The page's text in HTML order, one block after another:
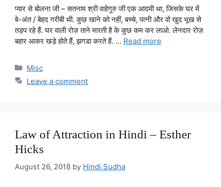
प्यार से बोलना जी – सतनाम श्री वाहेगुरु जी एक आदमी था, जिसके घर में
बे-अंत / बेहद गरीबी थी. कुछ खाने को नहीं, बच्चे, पत्नी और वो खुद भूख से
तड़प रहे हैं. घर वाली रोज़ ताने मारती है के कुछ कम कर लाओ. लेनदार रोज़
बहार आकर खड़े होते हैं, झगडा करते हैं. … Read more
Categories
Misc
Leave a comment
Law of Attraction in Hindi – Esther
Hicks
August 26, 2018 by Hindi Sudha